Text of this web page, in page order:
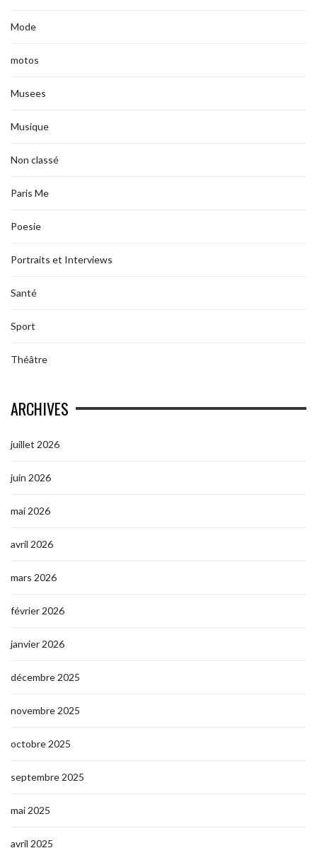
Mode
motos
Musees
Musique
Non classé
Paris Me
Poesie
Portraits et Interviews
Santé
Sport
Théâtre
ARCHIVES
juillet 2026
juin 2026
mai 2026
avril 2026
mars 2026
février 2026
janvier 2026
décembre 2025
novembre 2025
octobre 2025
septembre 2025
mai 2025
avril 2025